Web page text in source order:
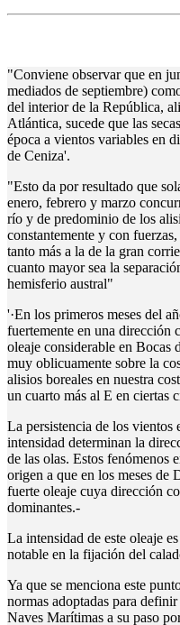
"Conviene observar que en
mediados de septiembre)
del interior de la República,
Atlántica, sucede que las
época a vientos variables en
de Ceniza'.
"Esto da por resultado que
enero, febrero y marzo
río y de predominio de los
constantemente y con
tanto más a la de la gran
cuanto mayor sea la
hemisferio austral"
'·En los primeros meses del
fuertemente en una dirección
oleaje considerable en Bocas
muy oblicuamente sobre la
alisios boreales en nuestra
un cuarto más al E en ciertas
La persistencia de los vientos
intensidad determinan la
de las olas. Estos fenómenos
origen a que en los meses de
fuerte oleaje cuya dirección
dominantes.-
La intensidad de este oleaje
notable en la fijación del
Ya que se menciona este
normas adoptadas para
Naves Marítimas a su paso